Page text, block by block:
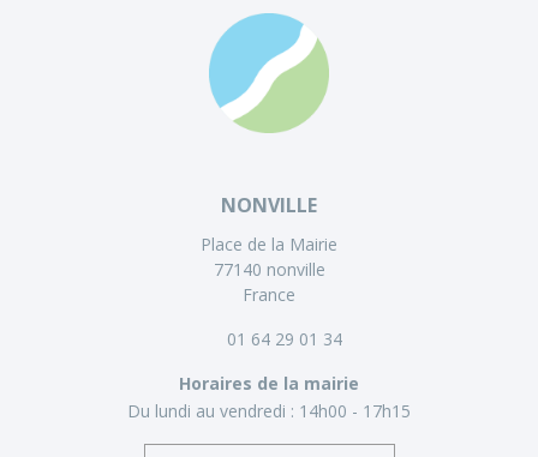
NONVILLE
Place de la Mairie
77140 nonville
France
01 64 29 01 34
Horaires de la mairie
Du lundi au vendredi : 14h00 - 17h15